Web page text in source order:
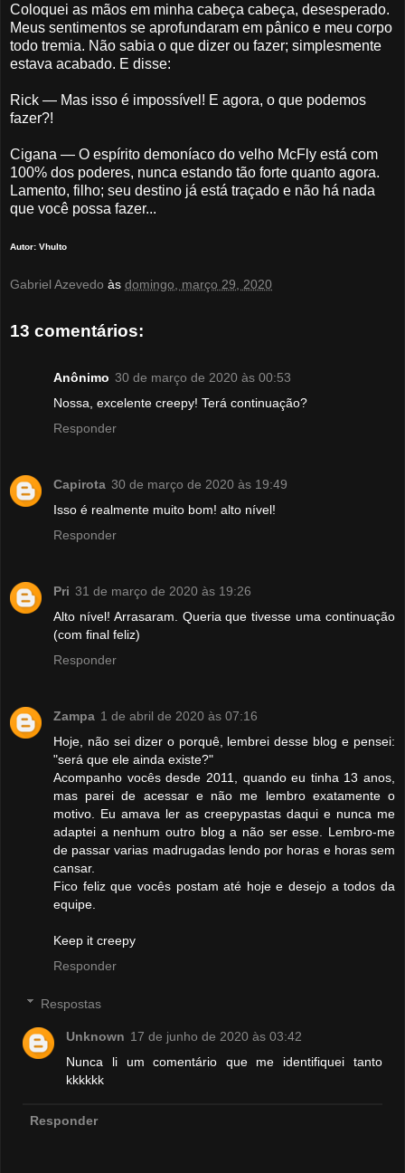
Coloquei as mãos em minha cabeça cabeça, desesperado.
Meus sentimentos se aprofundaram em pânico e meu corpo
todo tremia. Não sabia o que dizer ou fazer; simplesmente
estava acabado. E disse:
Rick — Mas isso é impossível! E agora, o que podemos
fazer?!
Cigana — O espírito demoníaco do velho McFly está com
100% dos poderes, nunca estando tão forte quanto agora.
Lamento, filho; seu destino já está traçado e não há nada
que você possa fazer...
Autor: Vhulto
Gabriel Azevedo às domingo, março 29, 2020
13 comentários:
Anônimo 30 de março de 2020 às 00:53
Nossa, excelente creepy! Terá continuação?
Responder
Capirota 30 de março de 2020 às 19:49
Isso é realmente muito bom! alto nível!
Responder
Pri 31 de março de 2020 às 19:26
Alto nível! Arrasaram. Queria que tivesse uma continuação
(com final feliz)
Responder
Zampa 1 de abril de 2020 às 07:16
Hoje, não sei dizer o porquê, lembrei desse blog e pensei:
"será que ele ainda existe?"
Acompanho vocês desde 2011, quando eu tinha 13 anos,
mas parei de acessar e não me lembro exatamente o
motivo. Eu amava ler as creepypastas daqui e nunca me
adaptei a nenhum outro blog a não ser esse. Lembro-me
de passar varias madrugadas lendo por horas e horas sem
cansar.
Fico feliz que vocês postam até hoje e desejo a todos da
equipe.
Keep it creepy
Responder
Respostas
Unknown 17 de junho de 2020 às 03:42
Nunca li um comentário que me identifiquei tanto
kkkkkk
Responder